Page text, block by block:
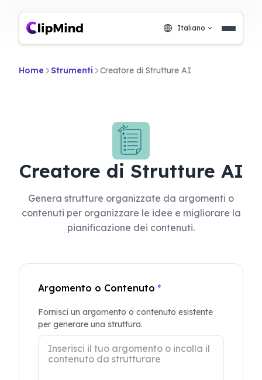
Italiano
Home Strumenti Creatore di Strutture AI
Creatore di Strutture AI
Genera strutture organizzate da argomenti o
contenuti per organizzare le idee e migliorare la
pianificazione dei contenuti.
Argomento o Contenuto *
Fornisci un argomento o contenuto esistente
per generare una struttura.